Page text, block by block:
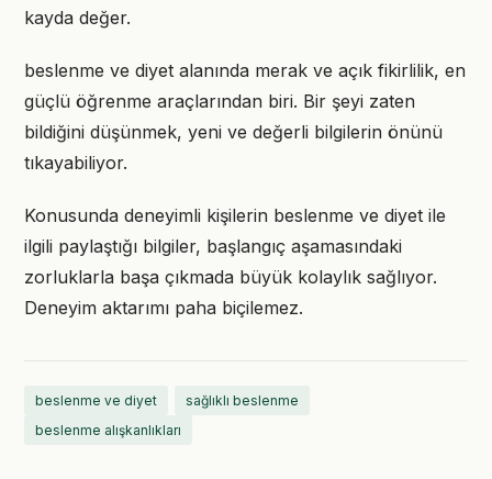
kayda değer.
beslenme ve diyet alanında merak ve açık fikirlilik, en
güçlü öğrenme araçlarından biri. Bir şeyi zaten
bildiğini düşünmek, yeni ve değerli bilgilerin önünü
tıkayabiliyor.
Konusunda deneyimli kişilerin beslenme ve diyet ile
ilgili paylaştığı bilgiler, başlangıç aşamasındaki
zorluklarla başa çıkmada büyük kolaylık sağlıyor.
Deneyim aktarımı paha biçilemez.
beslenme ve diyet
sağlıklı beslenme
beslenme alışkanlıkları